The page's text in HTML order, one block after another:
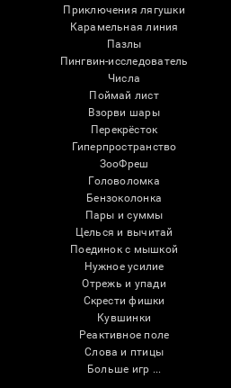
Приключения лягушки
Карамельная линия
Пазлы
Пингвин-исследователь
Числа
Поймай лист
Взорви шары
Перекрёсток
Гиперпространство
ЗооФреш
Головоломка
Бензоколонка
Пары и суммы
Целься и вычитай
Поединок с мышкой
Нужное усилие
Отрежь и упади
Скрести фишки
Кувшинки
Реактивное поле
Слова и птицы
Больше игр ...